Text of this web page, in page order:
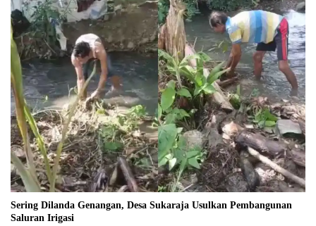
Sering Dilanda Genangan, Desa Sukaraja Usulkan Pembangunan
Saluran Irigasi